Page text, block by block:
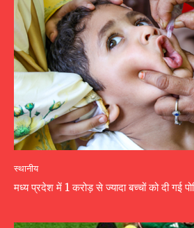
स्थानीय
मध्य प्रदेश में 1 करोड़ से ज्यादा बच्चों को दी गई